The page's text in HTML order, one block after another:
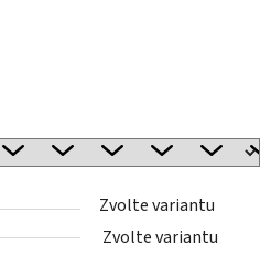
Zvolte variantu
Zvolte variantu